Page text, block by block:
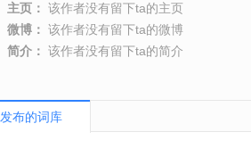
主页： 该作者没有留下ta的主页
微博： 该作者没有留下ta的微博
简介： 该作者没有留下ta的简介
发布的词库